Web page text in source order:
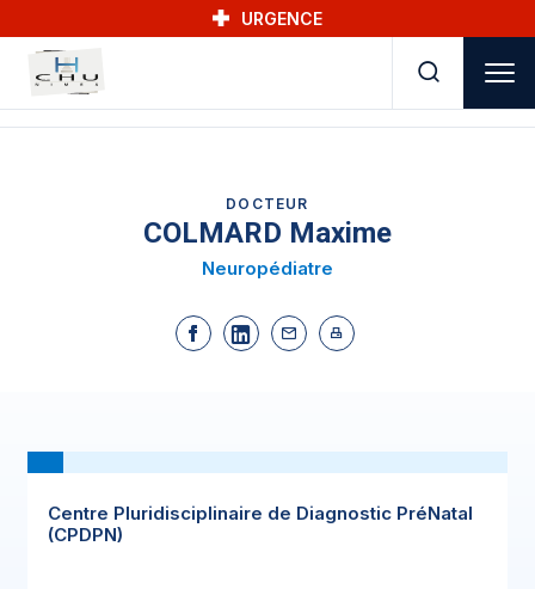
URGENCE
DOCTEUR
COLMARD Maxime
Neuropédiatre
Centre Pluridisciplinaire de Diagnostic PréNatal
(CPDPN)